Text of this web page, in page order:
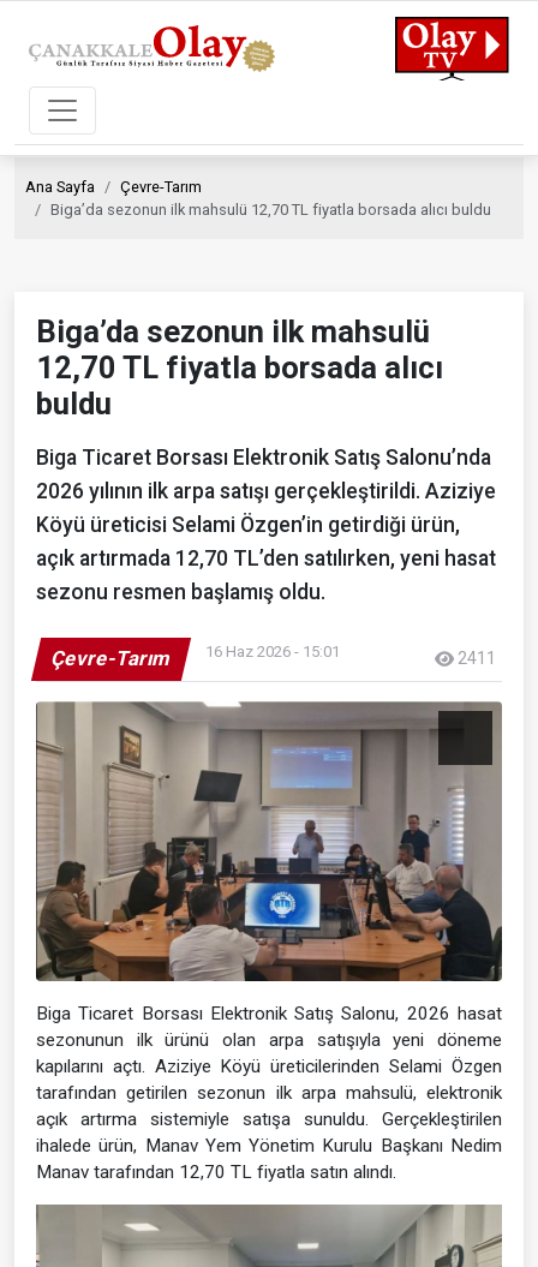
Ana Sayfa
Çevre-Tarım
Biga’da sezonun ilk mahsulü 12,70 TL fiyatla borsada alıcı buldu
Biga’da sezonun ilk mahsulü
12,70 TL fiyatla borsada alıcı
buldu
Biga Ticaret Borsası Elektronik Satış Salonu’nda
2026 yılının ilk arpa satışı gerçekleştirildi. Aziziye
Köyü üreticisi Selami Özgen’in getirdiği ürün,
açık artırmada 12,70 TL’den satılırken, yeni hasat
sezonu resmen başlamış oldu.
Çevre-Tarım 16 Haz 2026 - 15:01 2411
Biga Ticaret Borsası Elektronik Satış Salonu, 2026 hasat
sezonunun ilk ürünü olan arpa satışıyla yeni döneme
kapılarını açtı. Aziziye Köyü üreticilerinden Selami Özgen
tarafından getirilen sezonun ilk arpa mahsulü, elektronik
açık artırma sistemiyle satışa sunuldu. Gerçekleştirilen
ihalede ürün, Manav Yem Yönetim Kurulu Başkanı Nedim
Manav tarafından 12,70 TL fiyatla satın alındı.